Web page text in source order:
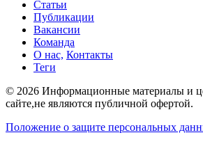
Статьи
Публикации
Вакансии
Команда
О нас, Контакты
Теги
© 2026 Информационные материалы и
сайте,не являются публичной офертой.
Положение о защите персональных